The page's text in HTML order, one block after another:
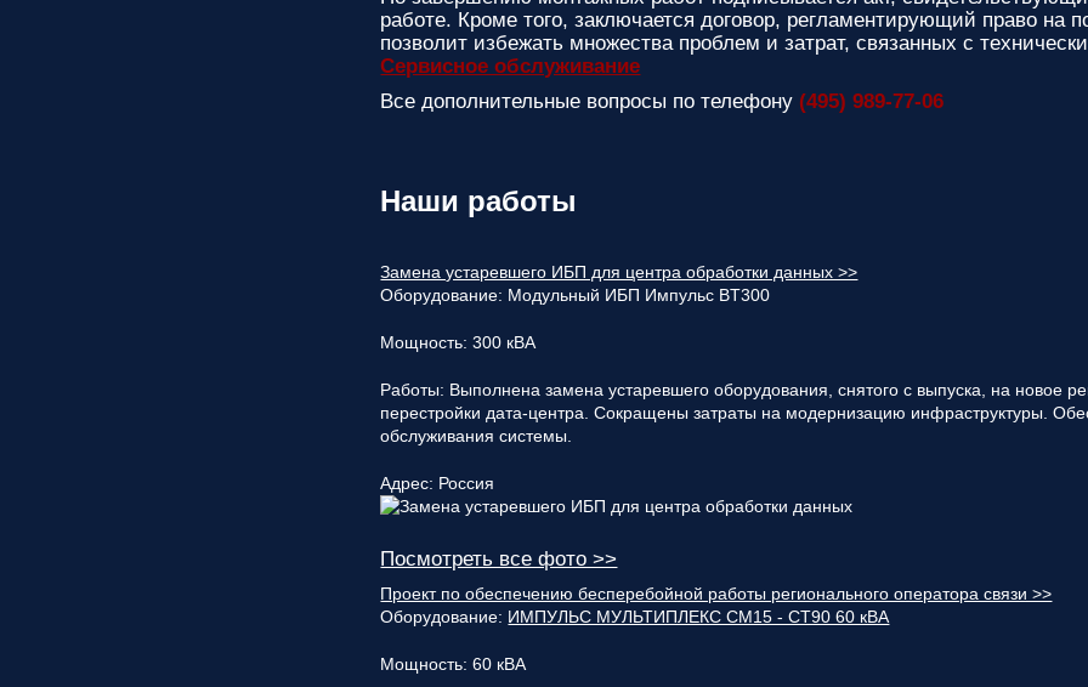
работе. Кроме того, заключается договор, регламентирующий право на
позволит избежать множества проблем и затрат, связанных с
Сервисное обслуживание
Все дополнительные вопросы по телефону (495) 989-77-06
Наши работы
Замена устаревшего ИБП для центра обработки данных >>
Оборудование: Модульный ИБП Импульс BT300
Мощность: 300 кВА
Работы: Выполнена замена устаревшего оборудования, снятого с выпуска, на новое
перестройки дата-центра. Сокращены затраты на модернизацию инфраструктуры.
обслуживания системы.
Адрес: Россия
Посмотреть все фото >>
Проект по обеспечению бесперебойной работы регионального оператора связи >>
Оборудование: ИМПУЛЬС МУЛЬТИПЛЕКС СМ15 - СТ90 60 кВА
Мощность: 60 кВА